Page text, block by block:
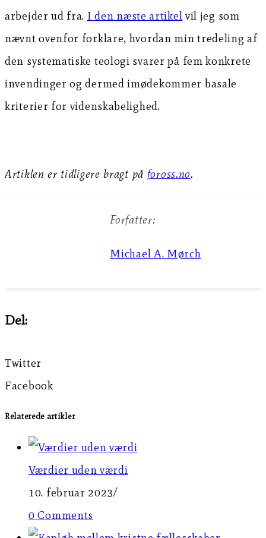
arbejder ud fra. I den næste artikel vil jeg som
nævnt ovenfor forklare, hvordan min tredeling af
den systematiske teologi svarer på fem konkrete
invendinger og dermed imødekommer basale
kriterier for videnskabelighed.
Artiklen er tidligere bragt på foross.no.
Forfatter:
Michael A. Mørch
Del:
Twitter
Facebook
Relaterede artikler
Værdier uden værdi
10. februar 2023/
0 Comments